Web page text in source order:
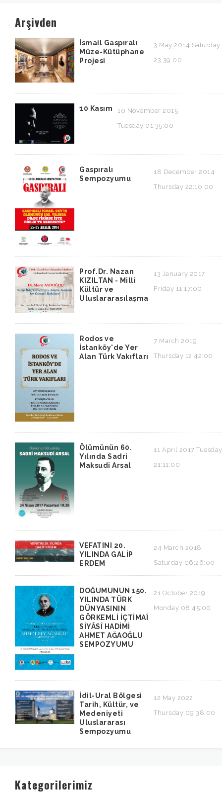
Arşivden
İsmail Gaspıralı
Müze-Kütüphane
Projesi
3 May 2014 Saturday
23:39:00
10 Kasım
10 November 2015
Tuesday 01:35:00
Gaspıralı
Sempozyumu
18 December 2014
Thursday 22:10:00
Prof.Dr. Nazan
KIZILTAN - Milli
Kültür ve
Uluslararasılaşma
13 January 2017
Friday 11:17:00
Rodos ve
İstanköy'de Yer
Alan Türk Vakıfları
7 March 2019
Thursday 12:42:00
Ölümünün 60.
Yılında Sadri
Maksudi Arsal
11 April 2017 Tuesday
21:11:00
VEFATINI 20.
YILINDA GALİP
ERDEM
24 March 2018
Saturday 06:26:00
DOĞUMUNUN 150.
YILINDA TÜRK
DÜNYASININ
GÖRKEMLİ İÇTİMAȊ
SİYÂSȊ HADİMİ
AHMET AĞAOĞLU
SEMPOZYUMU
21 October 2019
Monday 08:45:00
İdil-Ural Bölgesi
Tarih, Kültür, ve
Medeniyeti
Uluslararası
Sempozyumu
12 May 2022
Thursday 09:38:00
Kategorilerimiz